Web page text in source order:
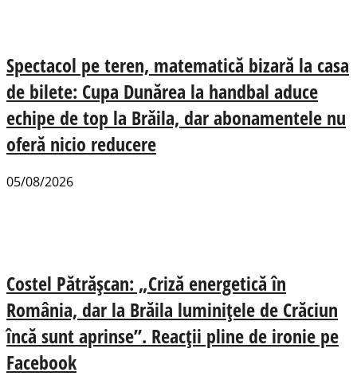
Spectacol pe teren, matematică bizară la casa
de bilete: Cupa Dunărea la handbal aduce
echipe de top la Brăila, dar abonamentele nu
oferă nicio reducere
05/08/2026
Costel Pătrășcan: „Criză energetică în
România, dar la Brăila luminițele de Crăciun
încă sunt aprinse”. Reacții pline de ironie pe
Facebook